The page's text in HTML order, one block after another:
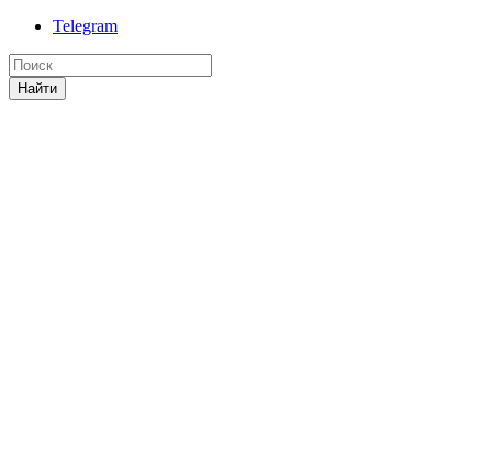
Telegram
Найти